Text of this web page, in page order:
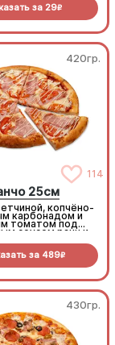
за 29R
420гр.
114
25см
копчёно-
карбонадом и
томатом под
соусом ранч и
за 489R
430гр.